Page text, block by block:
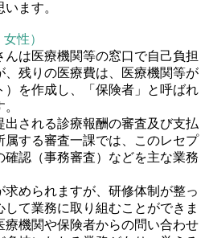
ます。
性）
は医療機関等の窓口で自己負担
残りの医療費は、医療機関等が
を作成し、「保険者」と呼ばれ
される診療報酬の審査及び支払
属する審査一課では、このレセプ
確認（事務審査）などを主な業務
められますが、研修体制が整っ
て業務に取り組むことができま
機関や保険者からの問い合わせ